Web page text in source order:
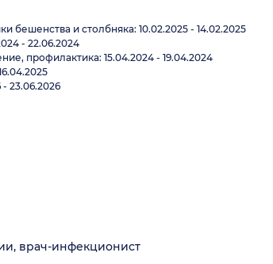
бешенства и столбняка: 10.02.2025 - 14.02.2025
- 22.06.2024
профилактика: 15.04.2024 - 19.04.2024
23.06.2026
врач-инфекционист